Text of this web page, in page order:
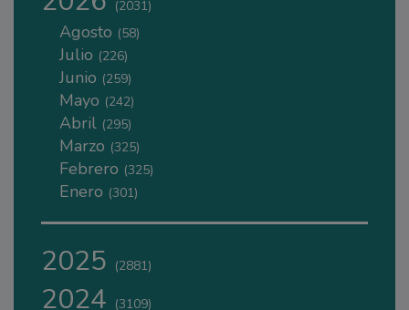
(2031)
Agosto (58)
Julio (226)
Junio (259)
Mayo (242)
Abril (295)
Marzo (325)
Febrero (325)
Enero (301)
2025 (2881)
2024 (3109)